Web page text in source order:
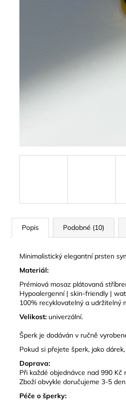
Popis Podobné (10)
Minimalistický elegantní prsten
Materiál:
Prémiová mosaz plátovaná
Hypoalergenní | skin-friendly |
100% recyklovatelný a udržitelný
Velikost: univerzální.
Šperk je dodáván v ručně
Pokud si přejete šperk, jako
Doprava:
Při každé objednávce nad 990
Zboží obvykle doručujeme 3-5
Péče o šperky: